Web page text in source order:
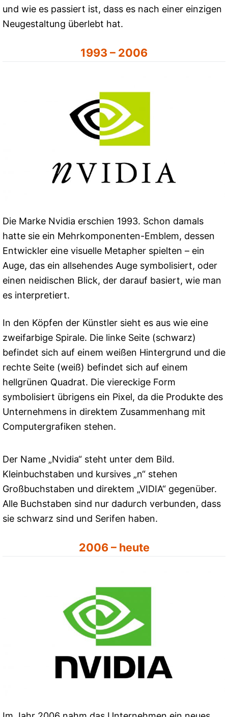
und wie es passiert ist, dass es nach einer einzigen
Neugestaltung überlebt hat.
1993 – 2006
Die Marke Nvidia erschien 1993. Schon damals
hatte sie ein Mehrkomponenten-Emblem, dessen
Entwickler eine visuelle Metapher spielten – ein
Auge, das ein allsehendes Auge symbolisiert, oder
einen neidischen Blick, der darauf basiert, wie man
es interpretiert.
In den Köpfen der Künstler sieht es aus wie eine
zweifarbige Spirale. Die linke Seite (schwarz)
befindet sich auf einem weißen Hintergrund und die
rechte Seite (weiß) befindet sich auf einem
hellgrünen Quadrat. Die viereckige Form
symbolisiert übrigens ein Pixel, da die Produkte des
Unternehmens in direktem Zusammenhang mit
Computergrafiken stehen.
Der Name „Nvidia“ steht unter dem Bild.
Kleinbuchstaben und kursives „n“ stehen
Großbuchstaben und direktem „VIDIA“ gegenüber.
Alle Buchstaben sind nur dadurch verbunden, dass
sie schwarz sind und Serifen haben.
2006 – heute